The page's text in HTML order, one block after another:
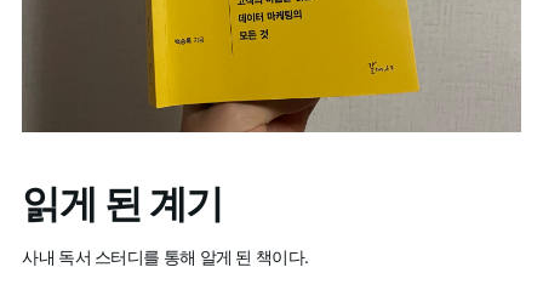
읽게 된 계기
사내 독서 스터디를 통해 알게 된 책이다.